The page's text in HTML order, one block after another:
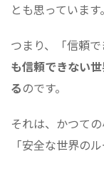
とも思っています。
つまり、「信頼
も信頼できない
るのです。
それは、かつて
「安全な世界の